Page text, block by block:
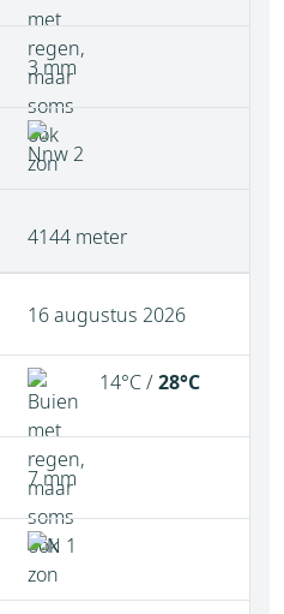
3 mm
4144 meter
16 augustus 2026
14°C /28°C
7 mm